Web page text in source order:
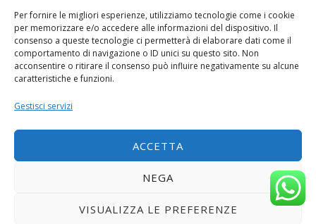
Per fornire le migliori esperienze, utilizziamo tecnologie come i cookie
per memorizzare e/o accedere alle informazioni del dispositivo. Il
consenso a queste tecnologie ci permetterà di elaborare dati come il
comportamento di navigazione o ID unici su questo sito. Non
acconsentire o ritirare il consenso può influire negativamente su alcune
caratteristiche e funzioni.
Gestisci servizi
ACCETTA
NEGA
VISUALIZZA LE PREFERENZE
Copyright © 2026 Diseko Group Srls |
|Sito web
Privacy Policy| Cookie Policy